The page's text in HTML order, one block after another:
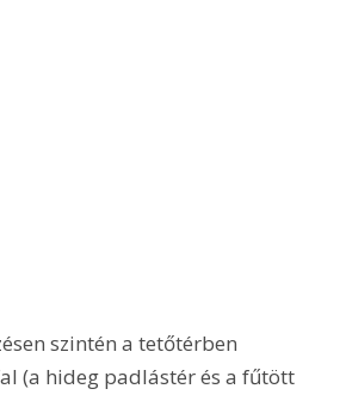
szintén a tetőtérben
(a hideg padlástér és a fűtött